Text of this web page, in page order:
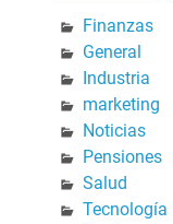
Finanzas
General
Industria
marketing
Noticias
Pensiones
Salud
Tecnología